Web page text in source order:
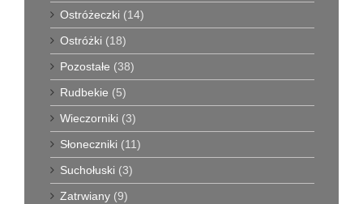
Ostróżeczki (14)
Ostróżki (18)
Pozostałe (38)
Rudbekie (5)
Wieczorniki (3)
Słoneczniki (11)
Suchołuski (3)
Zatrwiany (9)